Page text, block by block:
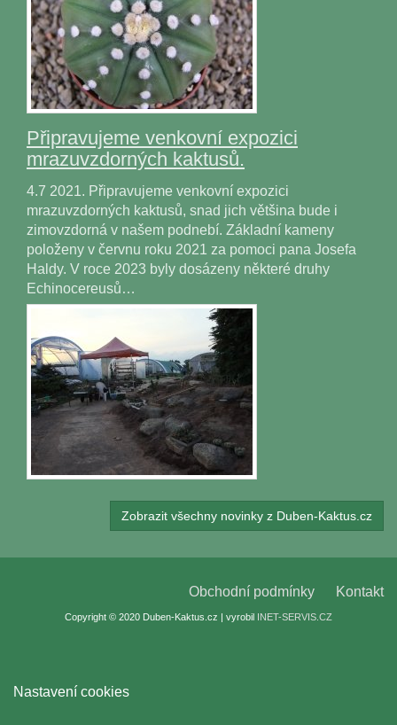
Připravujeme venkovní expozici
mrazuvzdorných kaktusů.
4.7 2021. Připravujeme venkovní expozici
mrazuvzdorných kaktusů, snad jich většina bude i
zimovzdorná v našem podnebí. Základní kameny
položeny v červnu roku 2021 za pomoci pana Josefa
Haldy. V roce 2023 byly dosázeny některé druhy
Echinocereusů…
Zobrazit všechny novinky z Duben-Kaktus.cz
Obchodní podmínky Kontakt
Copyright © 2020 Duben-Kaktus.cz | vyrobil INET-SERVIS.CZ
Nastavení cookies